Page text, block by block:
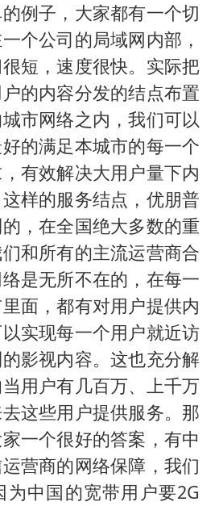
例子，大家都有一个切
个公司的局域网内部，
短，速度很快。实际把
的内容分发的结点布置
市网络之内，我们可以
的满足本城市的每一个
有效解决大用户量下内
样的服务结点，优朋普
，在全国绝大多数的重
和所有的主流运营商合
是无所不在的，在每一
面，都有对用户提供内
实现每一个用户就近访
影视内容。这也充分解
用户有几百万、上千万
这些用户提供服务。那
一个很好的答案，有中
营商的网络保障，我们
为中国的宽带用户要2G